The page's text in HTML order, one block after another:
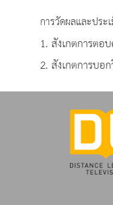
การวัดผลและประ
1. สังเกตการตอ
2. สังเกตการบ